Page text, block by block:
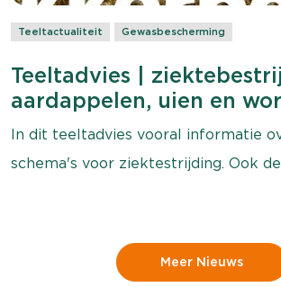
Teeltactualiteit Gewasbescherming
Teeltadvies |
aardappelen, uien en
de start van MH-
In dit teeltadvies vooral informatie
schema's voor ziektestrijding. Ook
Meer Nieuws